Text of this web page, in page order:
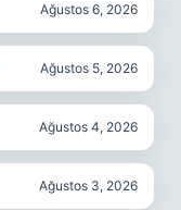
Ağustos 6, 2026
Ağustos 5, 2026
Ağustos 4, 2026
Ağustos 3, 2026